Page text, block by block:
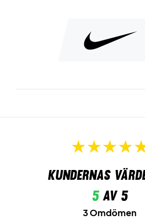
Kundernas
5av 5
3 Omdömen